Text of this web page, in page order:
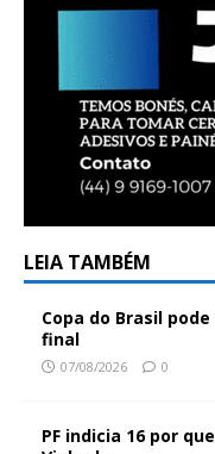
LEIA TAMBÉM
Copa do Brasil
final
07/08/2026 0
PF indicia 16 por